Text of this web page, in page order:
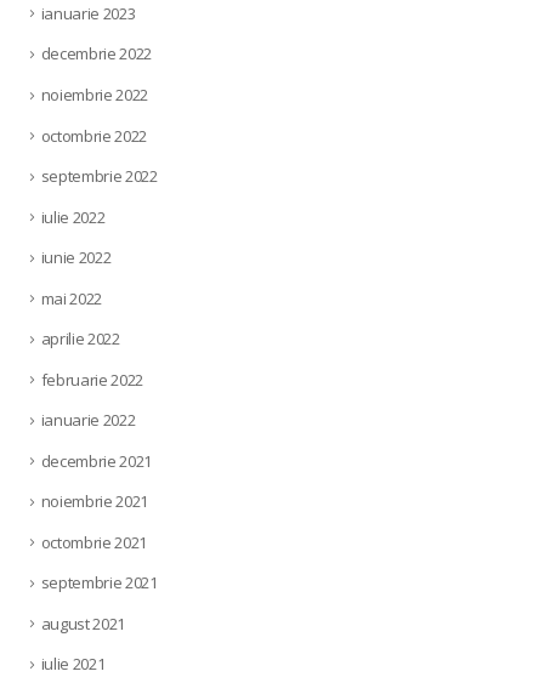
ianuarie 2023
decembrie 2022
noiembrie 2022
octombrie 2022
septembrie 2022
iulie 2022
iunie 2022
mai 2022
aprilie 2022
februarie 2022
ianuarie 2022
decembrie 2021
noiembrie 2021
octombrie 2021
septembrie 2021
august 2021
iulie 2021